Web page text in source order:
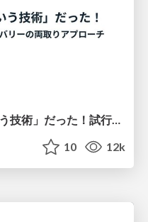
本当に必要なのは「QAという技術」だった！試行錯誤から生まれた、品質とデリバリーの両取りアプローチ / Turns Out, "QA as a Discipline" Was the Key!
10 12k